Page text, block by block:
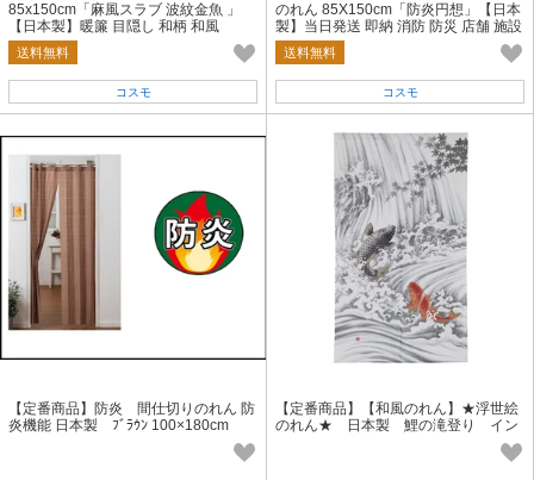
85x150cm「麻風スラブ 波紋金魚 」
【日本製】暖簾 目隠し 和柄 和風
送料無料
コスモ
のれん 85X150cm「防炎円想」【日本
製】当日発送 即納 消防 防災 店舗 施設
向け
送料無料
コスモ
【定番商品】防炎 間仕切りのれん 防
炎機能 日本製 ﾌﾞﾗｳﾝ 100×180cm
【定番商品】【和風のれん】★浮世絵
のれん★ 日本製 鯉の滝登り イン